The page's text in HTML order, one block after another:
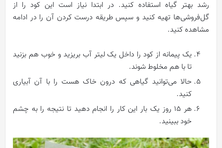
رشد بهتر گیاه استفاده کنید. در ابتدا نیاز است این کود را از
گل‌فروشی‌ها تهیه کنید و سپس طریقه درست کردن آن را در ادامه
مشاهده کنید.
یک پیمانه از کود را داخل یک لیتر آب بریزید و خوب هم بزنید
تا با هم مخلوط شوند.
حالا می‌توانید گیاهی که درون خاک هست را با آن آبیاری
کنید.
هر ۱۵ روز یک‌ بار این کار را انجام دهید تا نتیجه را به چشم
خود ببینید.